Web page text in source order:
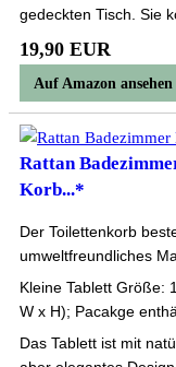
gedeckten Tisch. Sie
19,90 EUR
Auf Amazon
Rattan
Korb...*
Der Toilettenkorb
umweltfreundliches
Kleine Tablett Größe:
W x H); Pacakge
Das Tablett ist mit